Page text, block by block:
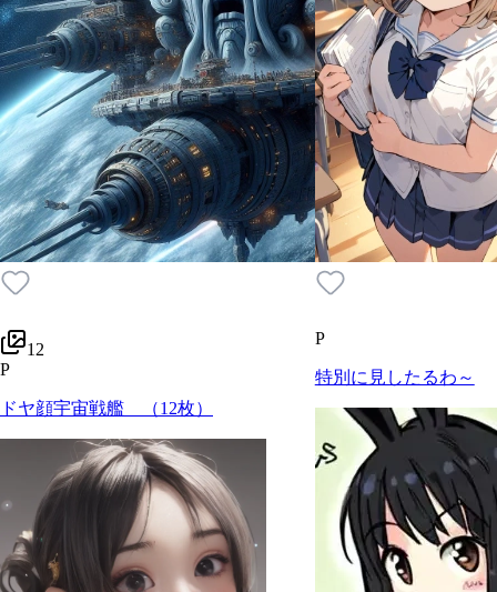
12
P
ドヤ顔宇宙戦艦 （12枚）
P
特別に見したるわ～